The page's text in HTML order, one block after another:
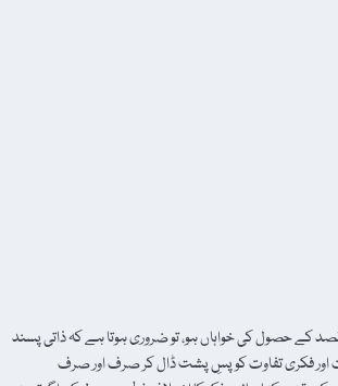
کے حصول کی خواہاں ہو، تو ضروری ہوتا ہے کہ ذاتی پسند
اور فکری تفاوت کو پسِ پشت ڈال کر صرف اور صرف